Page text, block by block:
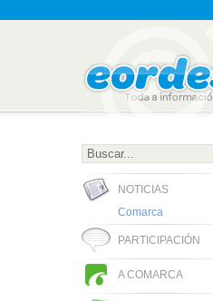
NOTICIAS
Comarca
PARTICIPACIÓN
A COMARCA